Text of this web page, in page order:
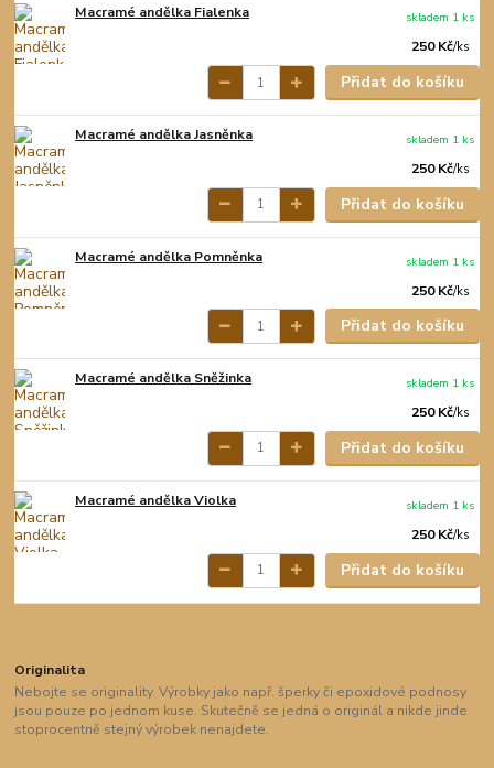
Macramé andělka Fialenka
250 Kč/ks
skladem 1 ks
Přidat do košíku
Macramé andělka Jasněnka
250 Kč/ks
skladem 1 ks
Přidat do košíku
Macramé andělka Pomněnka
250 Kč/ks
skladem 1 ks
Přidat do košíku
Macramé andělka Sněžinka
250 Kč/ks
skladem 1 ks
Přidat do košíku
Macramé andělka Violka
250 Kč/ks
skladem 1 ks
Přidat do košíku
Originalita
Nebojte se originality. Výrobky jako např. šperky či epoxidové podnosy
jsou pouze po jednom kuse. Skutečně se jedná o originál a nikde jinde
stoprocentně stejný výrobek nenajdete.